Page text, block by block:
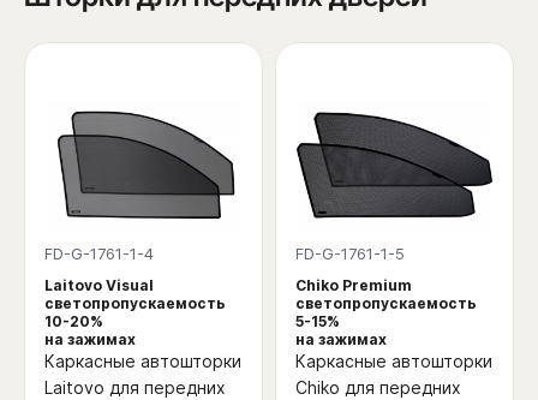
FD-G-1761-1-4
Laitovo Visual
светопропускаемость
10-20%
на зажимах
Каркасные автошторки
Laitovo для передних
FD-G-1761-1-5
Chiko Premium
светопропускаемость
5-15%
на зажимах
Каркасные автошторки
Chiko для передних